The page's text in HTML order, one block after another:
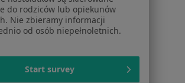
placówek medycznych
Noa Notes nowość
Baza wiedzy
ZnanyLekarz - Strona główna
do rodziców lub opiekunów
Nie zbieramy informacji
od osób niepełnoletnich.
Start survey